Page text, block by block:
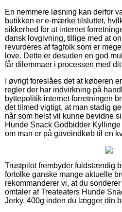
En nemmere løsning kan derfor
butikken er e-mærke tilsluttet,
sikkerhed for at internet
dansk lovgivning, tillige med at
revurderes af fagfolk som er
love. Dette er desuden en god
får dilemmaer i processen med
I øvrigt foreslåes det at køberen
regler der har indvirkning på
byttepolitik internet forretningen
det tilmed vigtigt, at man stadig
når som helst vil kunne bevidne
Hunde Snack Godbidder
om man er på gaveindkøb til en
Trustpilot frembyder fuldstændig
fortolke ganske mange aktuelle
rekommanderer vi, at du
omtaler af Treateaters Hunde
Jerky, 400g inden du lægger din